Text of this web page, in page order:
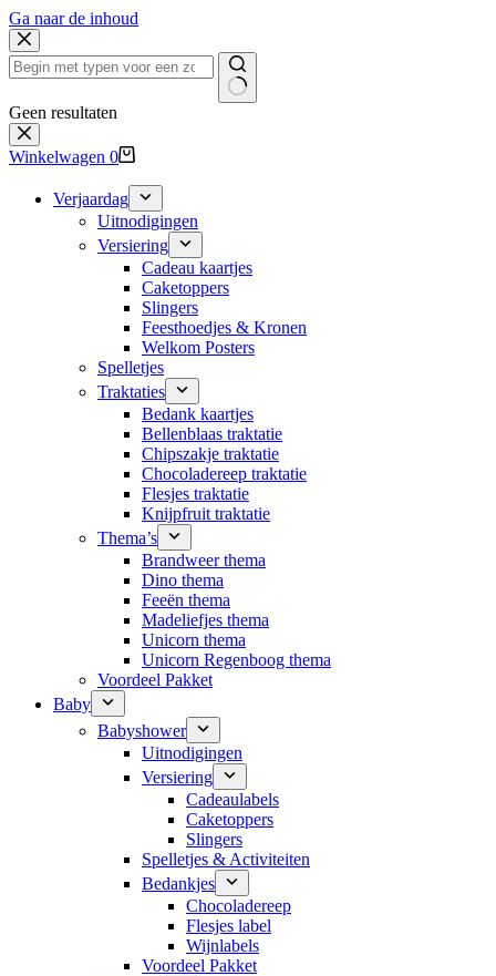
Ga naar de inhoud
Geen resultaten
Winkelwagen 0
Verjaardag
Uitnodigingen
Versiering
Cadeau kaartjes
Caketoppers
Slingers
Feesthoedjes & Kronen
Welkom Posters
Spelletjes
Traktaties
Bedank kaartjes
Bellenblaas traktatie
Chipszakje traktatie
Chocoladereep traktatie
Flesjes traktatie
Knijpfruit traktatie
Thema’s
Brandweer thema
Dino thema
Feeën thema
Madeliefjes thema
Unicorn thema
Unicorn Regenboog thema
Voordeel Pakket
Baby
Babyshower
Uitnodigingen
Versiering
Cadeaulabels
Caketoppers
Slingers
Spelletjes & Activiteiten
Bedankjes
Chocoladereep
Flesjes label
Wijnlabels
Voordeel Pakket